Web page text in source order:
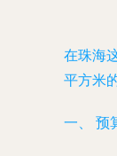
在珠海
平方米
一、 预